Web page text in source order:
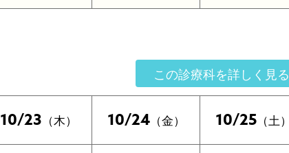
この診療科を詳しく見る
10/23 （木） 10/24（金） 10/25 （土）